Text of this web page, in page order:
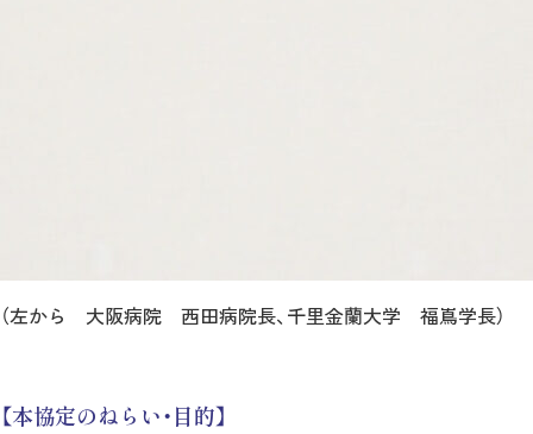
（左から 大阪病院 西田病院長、千里金蘭大学 福嶌学長）
【本協定のねらい・目的】